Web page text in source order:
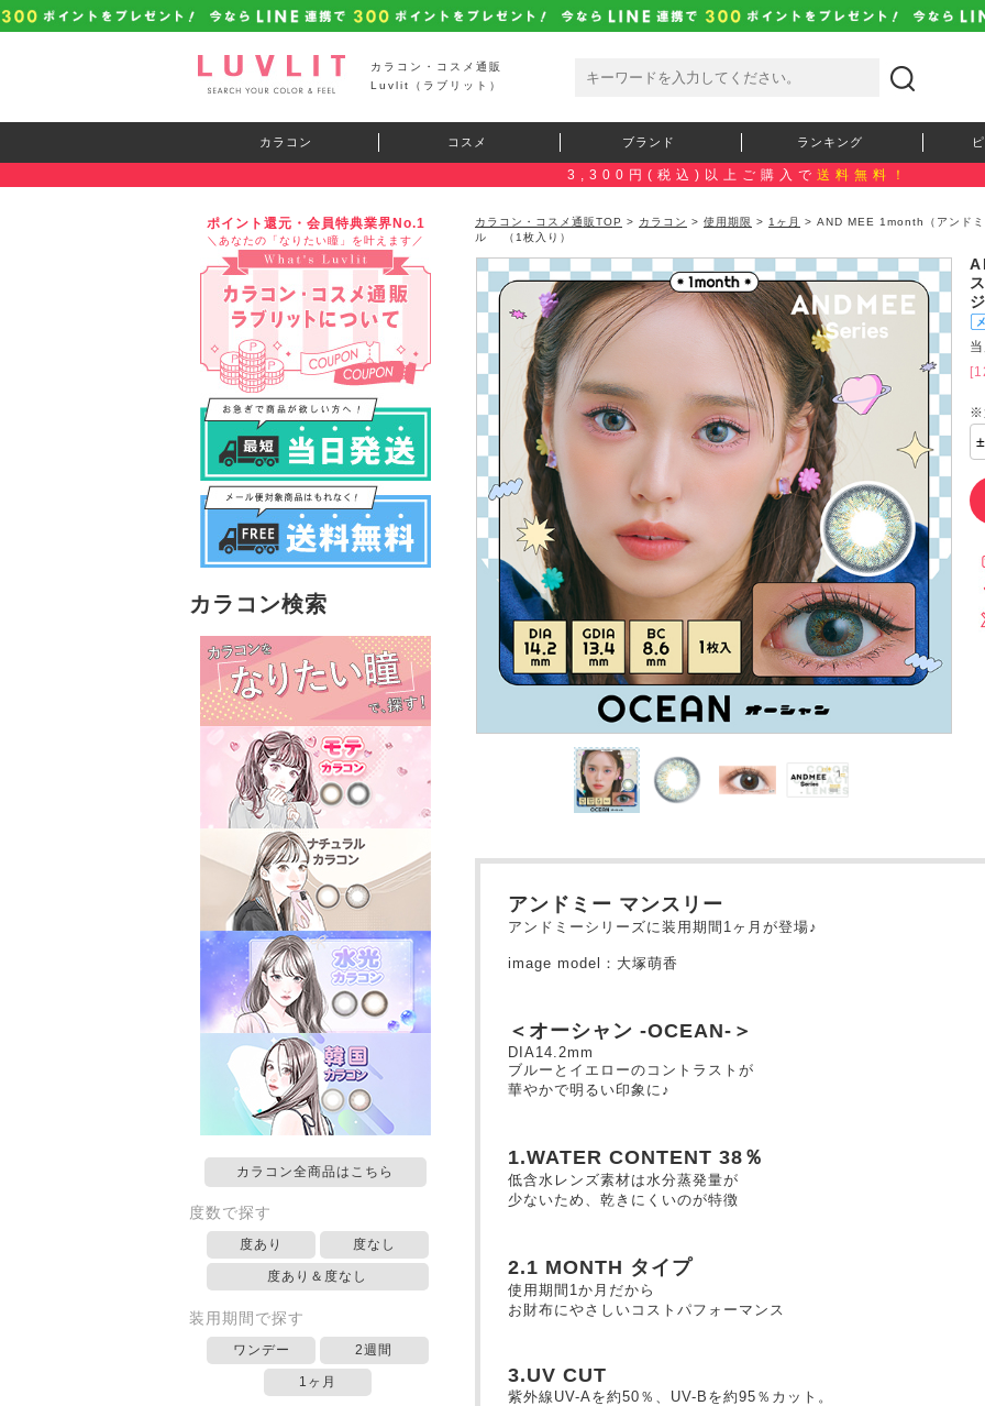
カラコン・コスメ通販
Luvlit（ラブリット）
カラコン コスメ ブランド ランキング
3,300円(税込)以上ご購入で 送料無料！
ポイント還元・会員特典業界No.1
＼あなたの「なりたい瞳」を叶えます／
カラコン検索
カラコン全商品はこちら
度数で探す
度あり 度なし
度あり＆度なし
装用期間で探す
ワンデー 2週間
1ヶ月
カラコン・コスメ通販TOP > カラコン > 使用期限 > 1ヶ月
> AND MEE 1month（アンド
ル （1枚入り）
アンドミー マンスリー
アンドミーシリーズに装用期間1ヶ月が登場♪
image model：大塚萌香
＜オーシャン -OCEAN-＞
DIA14.2mm
ブルーとイエローのコントラストが
華やかで明るい印象に♪
1.WATER CONTENT 38％
低含水レンズ素材は水分蒸発量が
少ないため、乾きにくいのが特徴
2.1 MONTH タイプ
使用期間1か月だから
お財布にやさしいコストパフォーマンス
3.UV CUT
紫外線UV-Aを約50％、UV-Bを約95％カット。